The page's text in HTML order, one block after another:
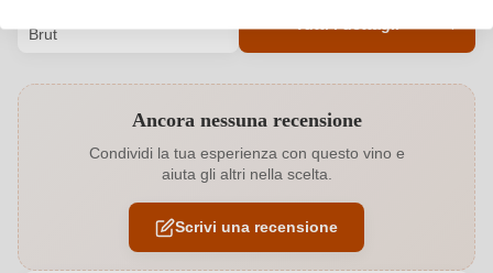
Brut
Abbinamenti Antipasti, Frutti di mare, Pesce
Annata 2020
Contenuto di alcol 12 %
Ancora nessuna recensione
Condividi la tua esperienza con questo vino e
aiuta gli altri nella scelta.
Scrivi una recensione